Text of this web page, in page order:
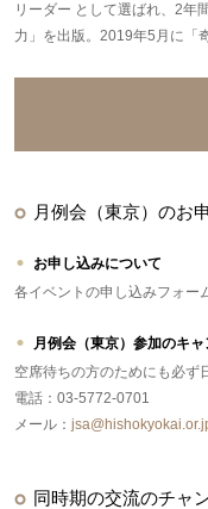
リーダー として選ばれ、2年
力」を出版。2019年5月に「
月例会（東京）のお
お申し込みについて
各イベントの申し込みフォー
月例会（東京）参加のキ
空席待ちの方のためにも必ず
電話：03-5772-0701
メール：
同時期の交流のチャ